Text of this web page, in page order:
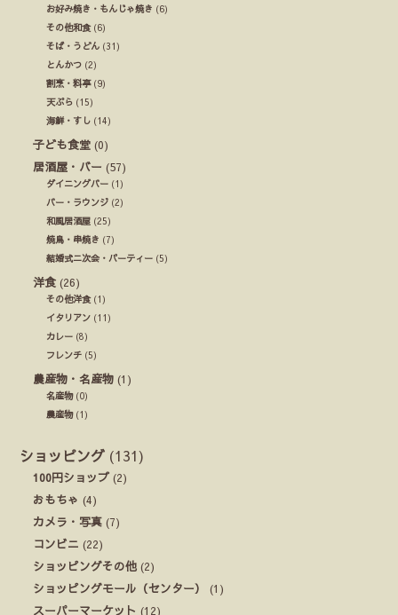
お好み焼き・もんじゃ焼き (6)
その他和食(6)
そば・うどん (31)
とんかつ (2)
割烹・料亭(9)
天ぷら (15)
海鮮・すし (14)
子ども食堂 (0)
居酒屋・バー (57)
ダイニングバー (1)
バー・ラウンジ (2)
和風居酒屋 (25)
焼鳥・串焼き (7)
結婚式ニ次会・パーティー (5)
洋食 (26)
その他洋食(1)
イタリアン (11)
カレー (8)
フレンチ (5)
農産物・名産物 (1)
名産物(0)
農産物(1)
ショッピング (131)
100円ショップ (2)
おもちゃ (4)
カメラ・写真 (7)
コンビニ (22)
ショッピングその他 (2)
ショッピングモール（センター）
(1)
スーパーマーケット (12)